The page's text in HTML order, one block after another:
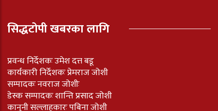
सिद्धटोपी खबरका लागि
प्रवन्ध निर्देशकः उमेश दत्त बडू
कार्यकारी निर्देशकः प्रेमराज जोशी
सम्पादकः नवराज जोशीः
डेस्क सम्पादकः शान्ति प्रसाद जोशी
कानुनी सल्लाहकारः पबिना जोशी